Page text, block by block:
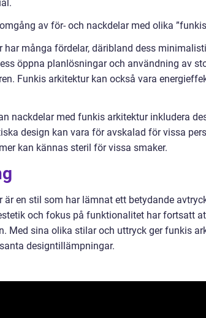
av för- och nackdelar med olika
har många fördelar, däribland dess
öppna planlösningar och användning av
Funkis arkitektur kan också vara
nackdelar med funkis arkitektur inkludera
design kan vara för avskalad för vissa
kan kännas steril för vissa smaker.
är en stil som har lämnat ett betydande
och fokus på funktionalitet har fortsatt
Med sina olika stilar och uttryck ger funkis
designtillämpningar.